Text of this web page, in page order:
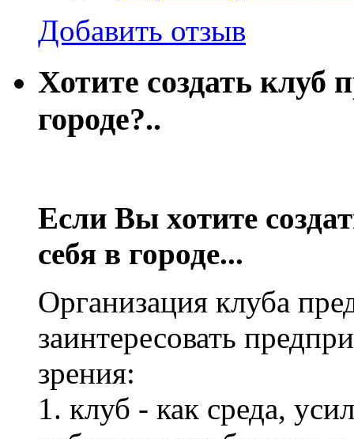
Добавить отзыв
Хотите создать клуб
городе?..
Если Вы хотите
себя в городе...
Организация клуба
заинтересовать
зрения:
1. клуб - как среда,